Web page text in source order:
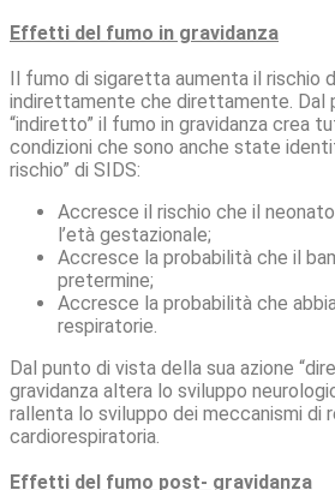
Effetti del fumo in gravidanza
Il fumo di sigaretta aumenta il rischio
indirettamente che direttamente. Dal
“indiretto” il fumo in gravidanza crea
condizioni che sono anche state
rischio” di SIDS:
Accresce il rischio che il
l’età gestazionale;
Accresce la probabilità che il
pretermine;
Accresce la probabilità che
respiratorie.
Dal punto di vista della sua azione
gravidanza altera lo sviluppo
rallenta lo sviluppo dei meccanismi di
cardiorespiratoria.
Effetti del fumo post- gravidanza